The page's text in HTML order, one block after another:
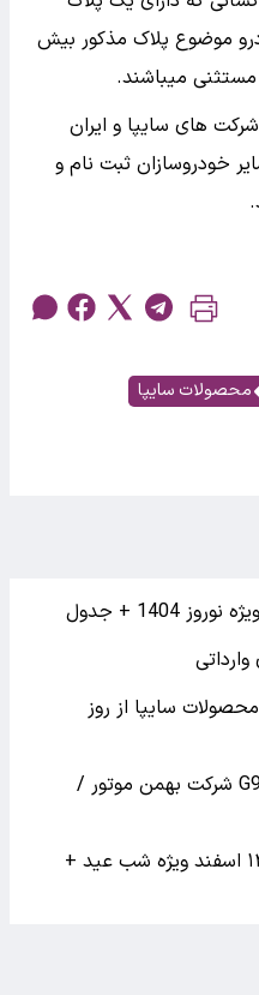
موضوع پلاک مذکور بیش
نزد شرکت های سایپا و ایران
از سایر خودروسازان ثبت نام و
محصولات سایپا
+ جدول
سایپا از روز
طرح جدید فروش فوری پیکاپ G9 شرکت بهمن موتور /
فروش جدید خودرو از یکشنبه ۱۲ اسفند ویژه شب عید +